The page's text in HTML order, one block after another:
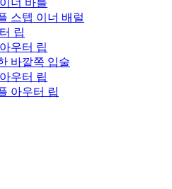
너 바를
스텝 이너 배럴
립
우터 립
바깥쪽 입술
우터 립
아우터 립